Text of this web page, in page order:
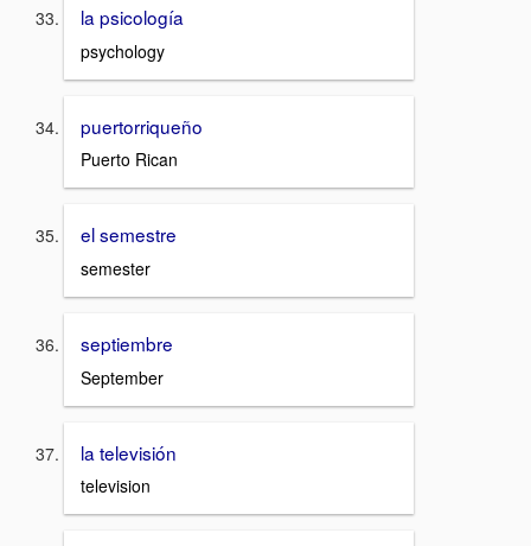
la psicología
psychology
puertorriqueño
Puerto Rican
el semestre
semester
septiembre
September
la televisión
television